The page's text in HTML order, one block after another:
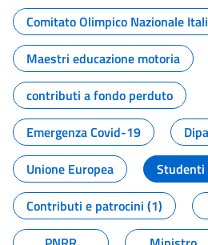
Comitato Olimpico Nazionale
Maestri educazione motoria
contributi a fondo perduto
Emergenza Covid-19
Unione Europea
Contributi e patrocini (1)